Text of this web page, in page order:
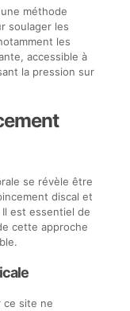
méthode
soulager les
les
accessible à
la pression sur
se révèle être
discal et
est essentiel de
cette approche
ce site ne